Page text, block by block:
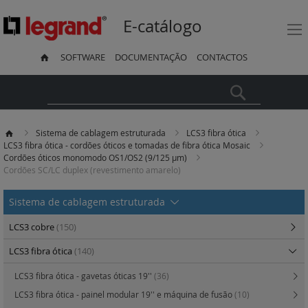
E-catálogo
SOFTWARE DOCUMENTAÇÃO CONTACTOS
Sistema de cablagem estruturada
LCS3 fibra ótica
LCS3 fibra ótica - cordões óticos e tomadas de fibra ótica Mosaic
Cordões óticos monomodo OS1/OS2 (9/125 µm)
Cordões SC/LC duplex (revestimento amarelo)
Sistema de cablagem estruturada
LCS3 cobre(150)
LCS3 fibra ótica (140)
LCS3 fibra ótica - gavetas óticas 19'' (36)
LCS3 fibra ótica - painel modular 19'' e máquina de fusão(10)